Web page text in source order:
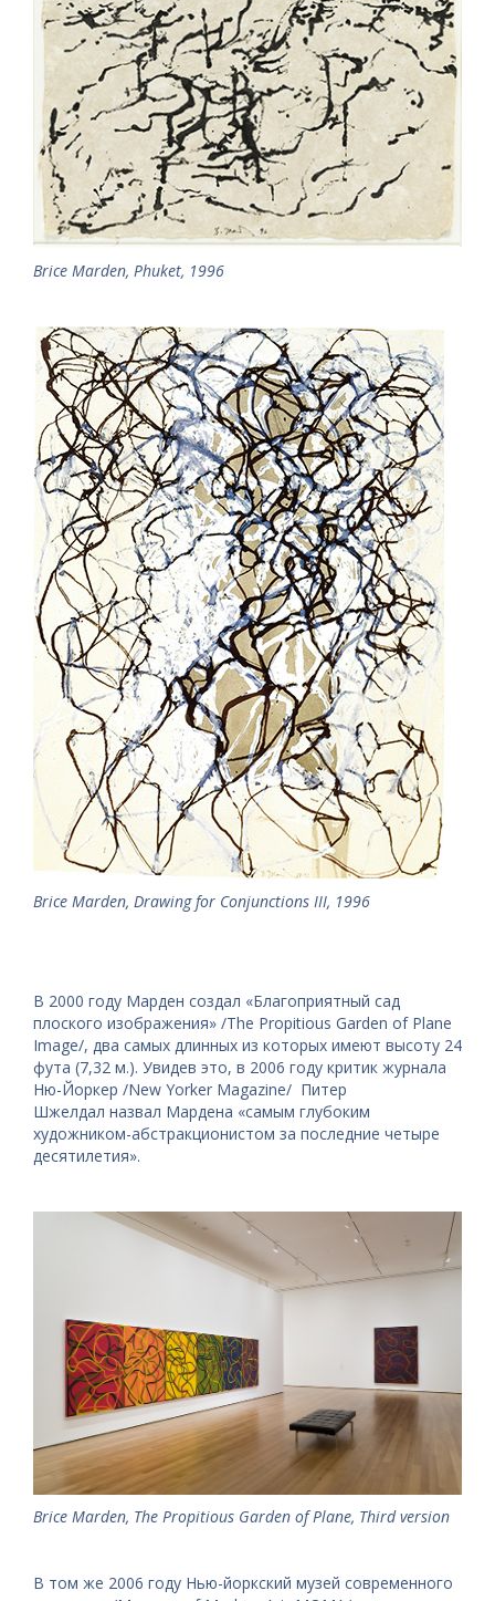
Brice Marden, Phuket, 1996
Brice Marden, Drawing for Conjunctions III, 1996
В 2000 году Марден создал «Благоприятный сад
плоского изображения» /The Propitious Garden of Plane
Image/, два самых длинных из которых имеют высоту 24
фута (7,32 м.). Увидев это, в 2006 году критик журнала
Ню-Йоркер /New Yorker Magazine/ Питер
Шжелдал назвал Мардена «самым глубоким
художником-абстракционистом за последние четыре
десятилетия».
Brice Marden, The Propitious Garden of Plane, Third version
В том же 2006 году Нью-йоркский музей современного